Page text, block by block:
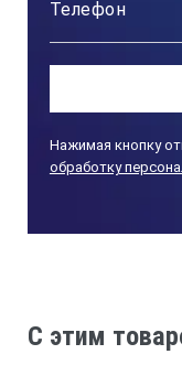
Нажимая кнопку
обработку
C этим